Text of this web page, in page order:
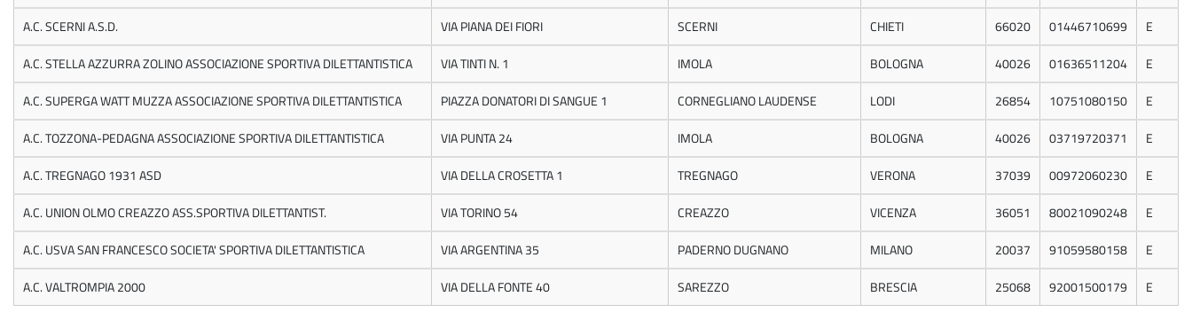
A.C. SCERNI A.S.D. VIA PIANA DEI FIORI SCERNI CHIETI 66020 01446710699
E
A.C. STELLA AZZURRA ZOLINO ASSOCIAZIONE SPORTIVA DILETTANTISTICA
VIA TINTI N. 1 IMOLA BOLOGNA 40026 01636511204
E
A.C. SUPERGA WATT MUZZA ASSOCIAZIONE SPORTIVA DILETTANTISTICA
PIAZZA DONATORI DI SANGUE 1 CORNEGLIANO LAUDENSE LODI 26854 10751080150
E
A.C. TOZZONA-PEDAGNA ASSOCIAZIONE SPORTIVA DILETTANTISTICA
VIA PUNTA 24 IMOLA BOLOGNA 40026 03719720371
E
A.C. TREGNAGO 1931 ASD
VIA DELLA CROSETTA 1 TREGNAGO VERONA 37039 00972060230
E
A.C. UNION OLMO CREAZZO ASS.SPORTIVA DILETTANTIST.
VIA TORINO 54 CREAZZO VICENZA 36051 80021090248
E
A.C. USVA SAN FRANCESCO SOCIETA' SPORTIVA DILETTANTISTICA
VIA ARGENTINA 35 PADERNO DUGNANO MILANO 20037 91059580158
E
A.C. VALTROMPIA 2000
VIA DELLA FONTE 40 SAREZZO BRESCIA 25068 92001500179 E